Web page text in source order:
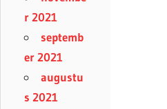
r 2021
septemb
er 2021
augustu
s 2021